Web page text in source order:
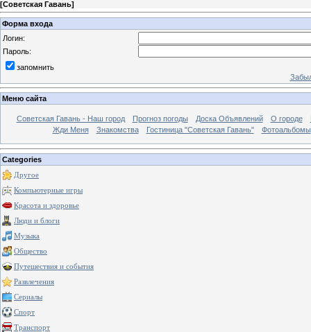
[Советская Гавань]
Форма входа
Логин:
Пароль:
запомнить
Меню сайта
Советская Гавань - Наш город Прогноз погоды Доска Объявлений О городе
Жди Меня
Знакомства Гостиница "Советская Гавань" Фотоальбомы
Categories
Другое
Компьютерные игры
Красота и здоровье
Люди и блоги
Музыка
Общество
Путешествия и события
Развлечения
Сериалы
Спорт
Транспорт